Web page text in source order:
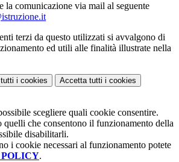
la comunicazione via mail al seguente
terzi da questo utilizzati si avvalgono di
ed utili alle finalità illustrate nella
i cookies Accetta tutti i cookies
scegliere quali cookie consentire.
quelli che consentono il funzionamento della
disabilitarli.
i cookie necessari al funzionamento potete
.